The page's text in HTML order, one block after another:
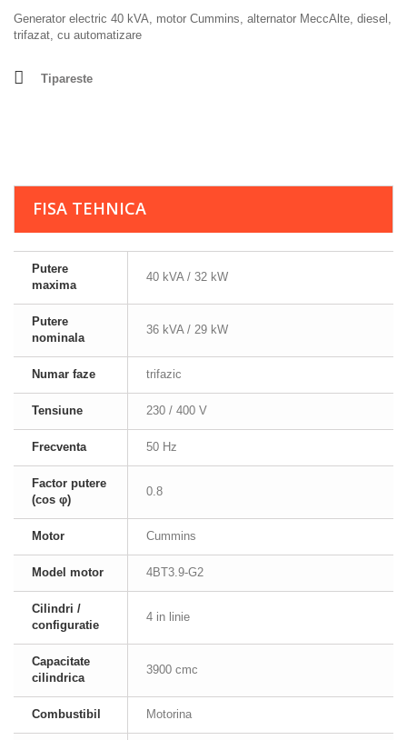
Generator electric 40 kVA, motor Cummins, alternator MeccAlte, diesel,
trifazat, cu automatizare
Tipareste
FISA TEHNICA
Putere
maxima
40 kVA / 32 kW
Putere
nominala
36 kVA / 29 kW
Numar faze trifazic
Tensiune 230 / 400 V
Frecventa 50 Hz
Factor putere
(cos φ)
0.8
Motor Cummins
Model motor 4BT3.9-G2
Cilindri /
configuratie
4 in linie
Capacitate
cilindrica
3900 cmc
Combustibil Motorina